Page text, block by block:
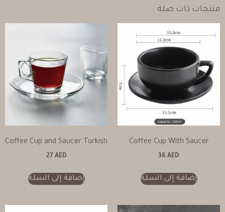
منتجات ذات صلة
Coffee Cup With Saucer
36 AED
إضافة إلى السلة
Coffee Cup and Saucer Turkish
27 AED
إضافة إلى السلة